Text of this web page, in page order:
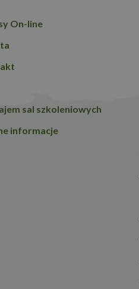
On-line
sal szkoleniowych
informacje